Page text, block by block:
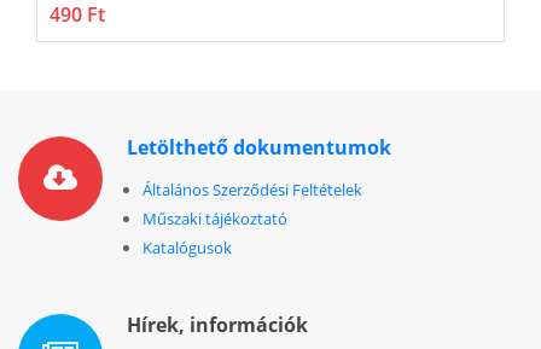
490 Ft
Letölthető dokumentumok
Általános Szerződési Feltételek
Műszaki tájékoztató
Katalógusok
Hírek, információk